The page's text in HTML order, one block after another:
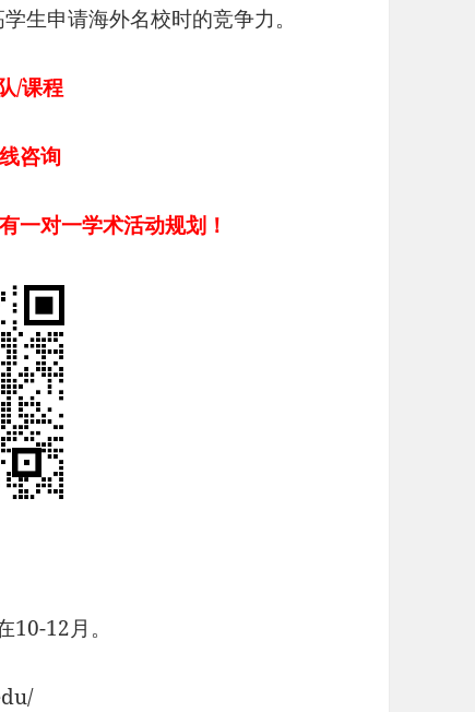
生申请海外名校时的竞争力。
/课程
咨询
一对一学术活动规划！
12月。